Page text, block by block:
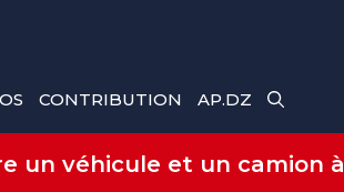
CONTRIBUTION AP.DZ
un véhicule et un camion à